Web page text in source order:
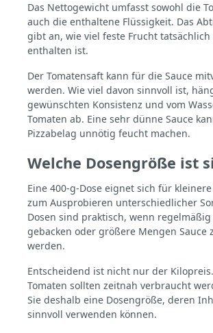
Das Nettogewicht umfasst sowohl die
auch die enthaltene Flüssigkeit. Das
gibt an, wie viel feste Frucht tatsächlich
enthalten ist.
Der Tomatensaft kann für die Sauce
werden. Wie viel davon sinnvoll ist,
gewünschten Konsistenz und vom
Tomaten ab. Eine sehr dünne Sauce
Pizzabelag unnötig feucht machen.
Welche Dosengröße ist
Eine 400-g-Dose eignet sich für
zum Ausprobieren unterschiedlicher
Dosen sind praktisch, wenn regelmäßig
gebacken oder größere Mengen Sauce
werden.
Entscheidend ist nicht nur der
Tomaten sollten zeitnah verbraucht
Sie deshalb eine Dosengröße, deren
sinnvoll verwenden können.